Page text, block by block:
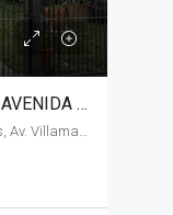
OPORTUNIDAD! CASA SOBRE AVENIDA PRINCIPAL EN VENTA, GENERAL LAS HERAS